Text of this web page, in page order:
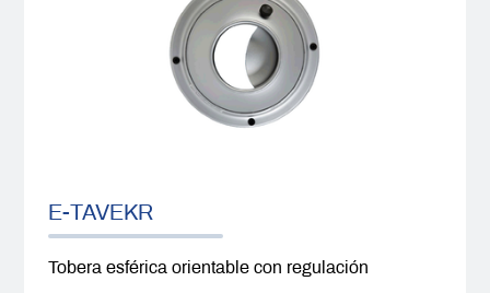
E-TAVEKR
Tobera esférica orientable con regulación